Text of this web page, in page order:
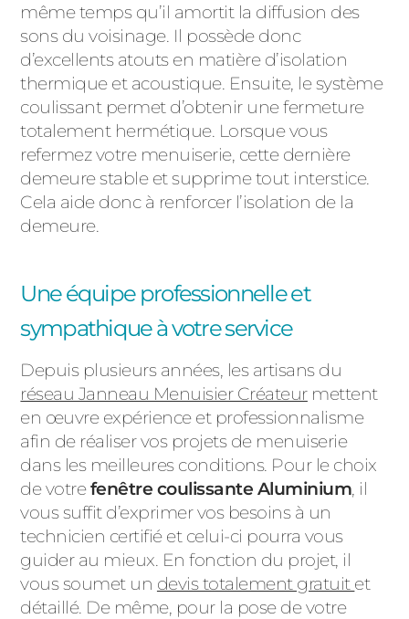
même temps qu’il amortit la diffusion des
sons du voisinage. Il possède donc
d’excellents atouts en matière d’isolation
thermique et acoustique. Ensuite, le système
coulissant permet d’obtenir une fermeture
totalement hermétique. Lorsque vous
refermez votre menuiserie, cette dernière
demeure stable et supprime tout interstice.
Cela aide donc à renforcer l’isolation de la
demeure.
Une équipe professionnelle et
sympathique à votre service
Depuis plusieurs années, les artisans du
réseau Janneau Menuisier Créateurmettent
en œuvre expérience et professionnalisme
afin de réaliser vos projets de menuiserie
dans les meilleures conditions. Pour le choix
de votrefenêtre coulissante Aluminium, il
vous suffit d’exprimer vos besoins à un
technicien certifié et celui-ci pourra vous
guider au mieux. En fonction du projet, il
vous soumet un devis totalement gratuit et
détaillé. De même, pour la pose de votre